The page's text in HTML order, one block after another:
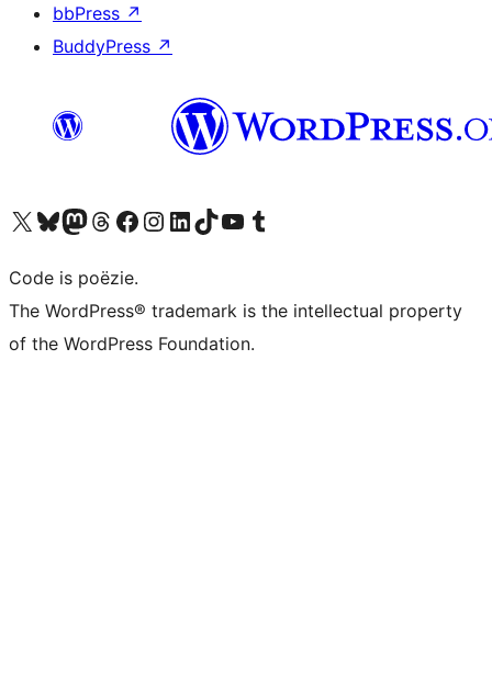
bbPress ↗
BuddyPress ↗
Bezoek ons X (voorheen Twitter) account
Bezoek ons Bluesky account
Bezoek ons Mastodon account
Bezoek ons Threads account
Onze Facebook pagina bezoeken
Bezoek ons Instagram account
Bezoek ons LinkedIn account
Bezoek ons TikTok account
Bezoek ons YouTube kanaalBezoek ons Tumblr account
Code is poëzie.
The WordPress® trademark is the intellectual property
of the WordPress Foundation.